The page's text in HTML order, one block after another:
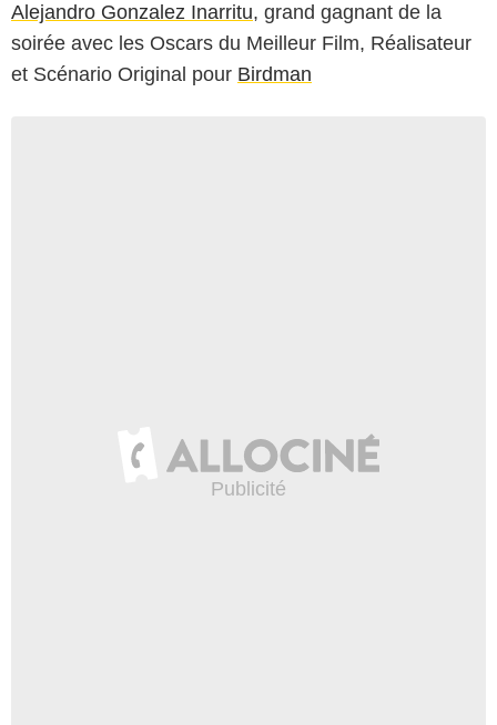
Alejandro Gonzalez Inarritu, grand gagnant de la
soirée avec les Oscars du Meilleur Film, Réalisateur
et Scénario Original pour Birdman